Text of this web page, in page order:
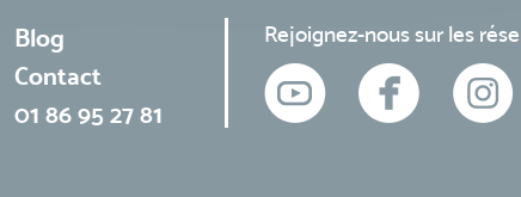
Blog
Contact
01 86 95 27 81
Rejoignez-nous sur les